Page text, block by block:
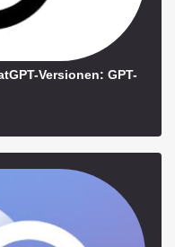
Versionen: GPT-